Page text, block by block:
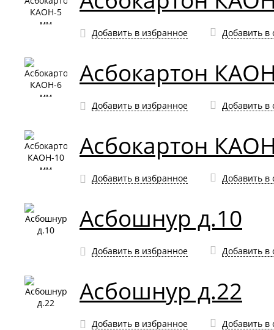
Добавить в избранное Добавить в
Асбокартон
Добавить в избранное Добавить в
Асбокартон
Добавить в избранное Добавить в
Асбошнур д.10
Добавить в избранное Добавить в
Асбошнур д.22
Добавить в избранное Добавить в